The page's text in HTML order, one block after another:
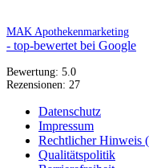
MAK Apothekenmarketing
- top-bewertet bei Google
Bewertung: 5.0
Rezensionen: 27
Datenschutz
Impressum
Rechtlicher Hinweis
Qualitätspolitik